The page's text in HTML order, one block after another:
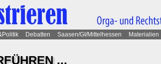
Debatten Saasen/GI/Mittelhessen Materialien
...